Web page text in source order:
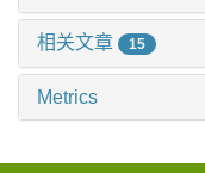
相关文章 15
Metrics